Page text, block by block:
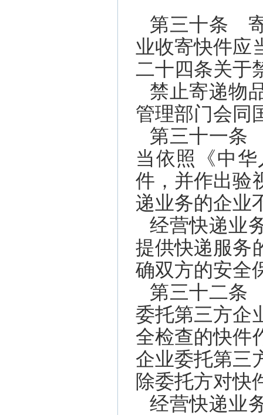
第三十条
业收寄快件应
二十四条关于
禁止寄递物
管理部门会同
第三十一条
当依照《中
件，并作出验
递业务的企业
经营快递业
提供快递服务
确双方的安全
第三十二条
委托第三方企
全检查的快件
企业委托第三
除委托方对快
经营快递业